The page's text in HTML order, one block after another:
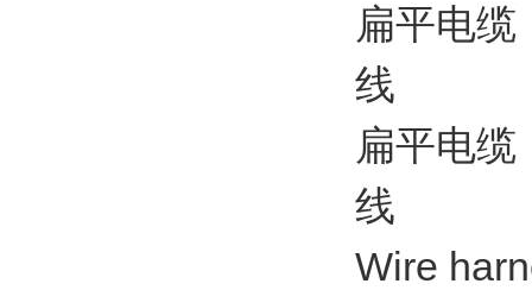
扁平
线
扁平
线
Wire